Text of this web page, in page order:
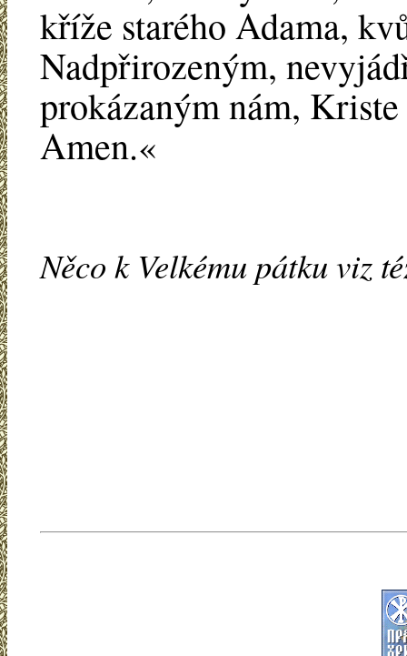
kříže starého Adama,
Nadpřirozeným,
prokázaným nám,
Amen.«
Něco k Velkému pátku viz